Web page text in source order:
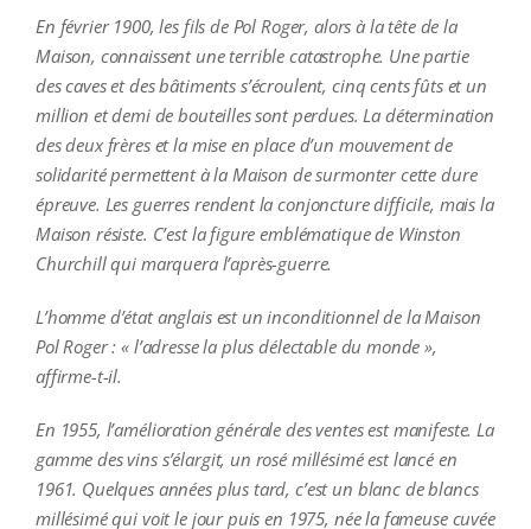
En février 1900, les fils de Pol Roger, alors à la tête de la
Maison, connaissent une terrible catastrophe. Une partie
des caves et des bâtiments s’écroulent, cinq cents fûts et un
million et demi de bouteilles sont perdues. La détermination
des deux frères et la mise en place d’un mouvement de
solidarité permettent à la Maison de surmonter cette dure
épreuve. Les guerres rendent la conjoncture difficile, mais la
Maison résiste. C’est la figure emblématique de Winston
Churchill qui marquera l’après-guerre.
L’homme d’état anglais est un inconditionnel de la Maison
Pol Roger : « l’adresse la plus délectable du monde »,
affirme-t-il.
En 1955, l’amélioration générale des ventes est manifeste. La
gamme des vins s’élargit, un rosé millésimé est lancé en
1961. Quelques années plus tard, c’est un blanc de blancs
millésimé qui voit le jour puis en 1975, née la fameuse cuvée